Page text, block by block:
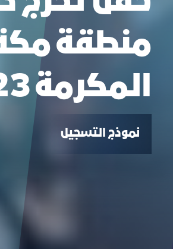
منطقة
المكرمة 2023
نموذج التسجيل